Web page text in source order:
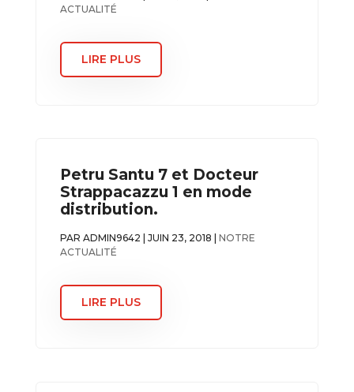
ACTUALITÉ
LIRE PLUS
Petru Santu 7 et Docteur
Strappacazzu 1 en mode
distribution.
PAR ADMIN9642 JUIN 23, 2018
NOTRE
ACTUALITÉ
LIRE PLUS